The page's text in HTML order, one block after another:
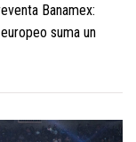
Banamex:
suma un